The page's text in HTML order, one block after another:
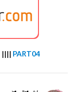
|||| PART04